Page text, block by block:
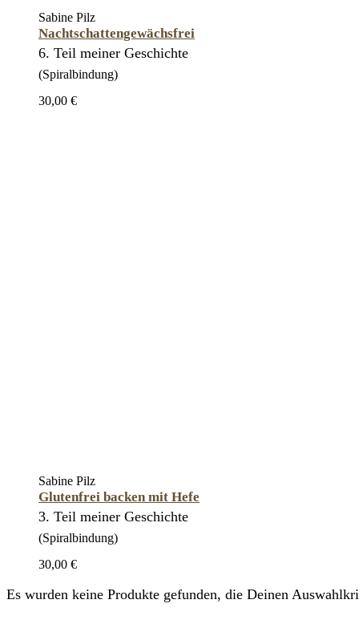
Sabine Pilz
Nachtschattengewächsfrei
6. Teil meiner Geschichte
(Spiralbindung)
30,00 €
Sabine Pilz
Glutenfrei backen mit Hefe
3. Teil meiner Geschichte
(Spiralbindung)
30,00 €
Es wurden keine Produkte gefunden, die Deinen